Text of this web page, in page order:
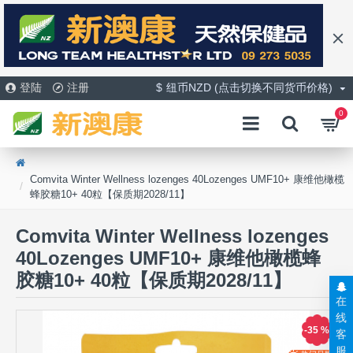
登陆 注册 $ 纽币NZD (点击切换不同货币价格)
0
Comvita Winter Wellness lozenges 40Lozenges UMF10+ 康维他橄榄
蜂胶糖10+ 40粒【保质期2028/11】
Comvita Winter Wellness lozenges
40Lozenges UMF10+ 康维他橄榄蜂
胶糖10+ 40粒【保质期2028/11】
-35 %
在
线
客